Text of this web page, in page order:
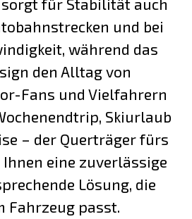
für Stabilität auch
und bei
während das
den Alltag von
Fans und Vielfahrern
Skiurlaub
– der Querträger fürs
eine zuverlässige
Lösung, die
Fahrzeug passt.